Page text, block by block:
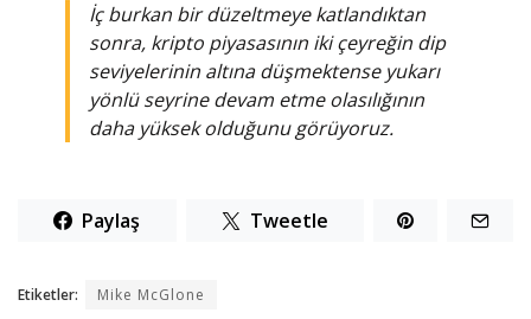
İç burkan bir düzeltmeye katlandıktan
sonra, kripto piyasasının iki çeyreğin dip
seviyelerinin altına düşmektense yukarı
yönlü seyrine devam etme olasılığının
daha yüksek olduğunu görüyoruz.
Paylaş Tweetle
Etiketler: Mike McGlone